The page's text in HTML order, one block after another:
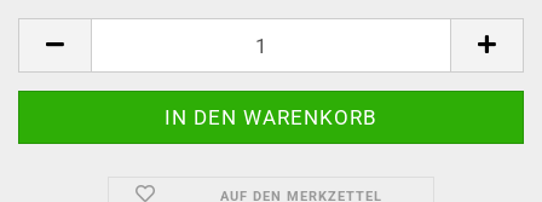
AUF DEN MERKZETTEL